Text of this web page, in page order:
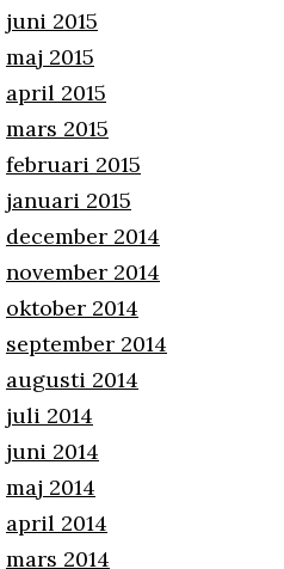
juni 2015
maj 2015
april 2015
mars 2015
februari 2015
januari 2015
december 2014
november 2014
oktober 2014
september 2014
augusti 2014
juli 2014
juni 2014
maj 2014
april 2014
mars 2014